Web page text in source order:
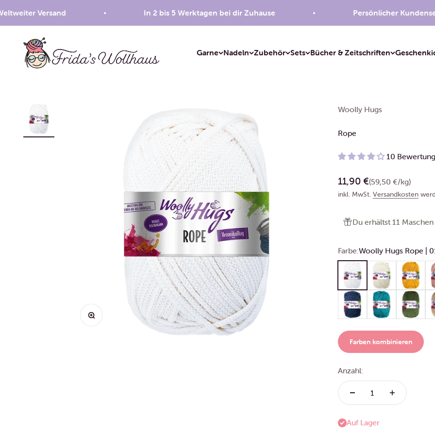
Versand In 2 bis 5 Werktagen bei dir Zuhause Persönlicher Kundenservice
Garne Nadeln Zubehör Sets Bücher & Zeitschriften
Frida's Wollhaus
Bild vergrößern
Woolly Hugs
Rope
10
Angebot
11,90 €(59,50 €/kg)
inkl. MwSt. Versandkosten
Du erhältst 11
Farbe:Woolly Hugs Rope |
Woolly Hugs Rope | 01
Woolly Hugs
Woolly
Woolly Hugs Rope | 50
Woolly Hugs
Woolly
Farben kombinieren
Anzahl:
Auf Lager